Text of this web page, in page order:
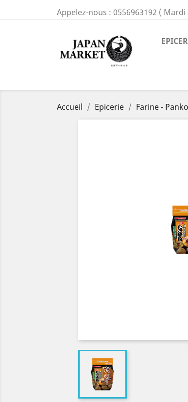
Appelez-nous : 0556963192 (
Accueil Epicerie Farine - Panko